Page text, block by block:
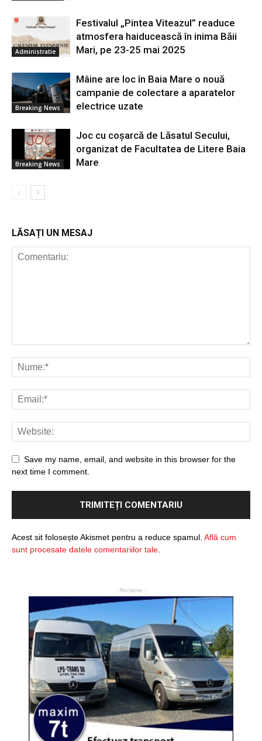
Administratie
Festivalul „Pintea Viteazul” readuce
atmosfera haiducească în inima Băii
Mari, pe 23-25 mai 2025
Breaking News
Mâine are loc în Baia Mare o nouă
campanie de colectare a aparatelor
electrice uzate
Breaking News
Joc cu coșarcă de Lăsatul Secului,
organizat de Facultatea de Litere Baia
Mare
LĂSAȚI UN MESAJ
Save my name, email, and website in this browser for the
next time I comment.
Acest sit folosește Akismet pentru a reduce spamul. Află cum
sunt procesate datele comentariilor tale
- Reclame -